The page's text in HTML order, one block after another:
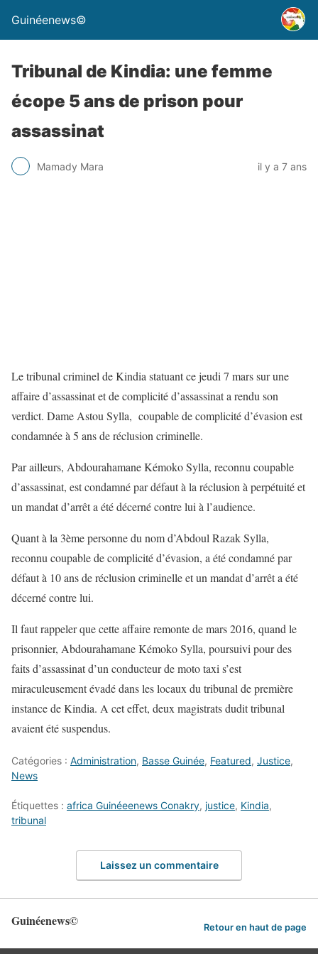
Guinéenews©
Tribunal de Kindia: une femme
écope 5 ans de prison pour
assassinat
Mamady Mara il y a 7 ans
Le tribunal criminel de Kindia statuant ce jeudi 7 mars sur une
affaire d’assassinat et de complicité d’assassinat a rendu son
verdict. Dame Astou Sylla, coupable de complicité d’évasion est
condamnée à 5 ans de réclusion criminelle.
Par ailleurs, Abdourahamane Kémoko Sylla, reconnu coupable
d’assassinat, est condamné par défaut à la réclusion à perpétuité et
un mandat d’arrêt a été décerné contre lui à l’audience.
Quant à la 3ème personne du nom d’Abdoul Razak Sylla,
reconnu coupable de complicité d’évasion, a été condamné par
défaut à 10 ans de réclusion criminelle et un mandat d’arrêt a été
décerné contre lui.
Il faut rappeler que cette affaire remonte de mars 2016, quand le
prisonnier, Abdourahamane Kémoko Sylla, poursuivi pour des
faits d’assassinat d’un conducteur de moto taxi s’est
miraculeusement évadé dans les locaux du tribunal de première
instance de Kindia. A cet effet, deux magistrats dudit tribunal
avaient été suspendus.
Catégories : Administration, Basse Guinée, Featured, Justice,
News
Étiquettes : africa Guinéeenews Conakry, justice, Kindia,
tribunal
Laissez un commentaire
Guinéenews© Retour en haut de page